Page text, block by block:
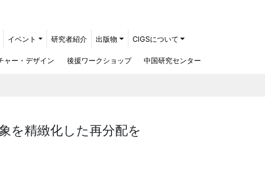
イベント 研究者紹介 出版物 CIGSについて
ャー・デザイン 後援ワークショップ 中国研究センター
を精緻化した再分配を